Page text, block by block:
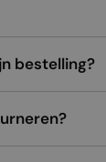
bestelling?